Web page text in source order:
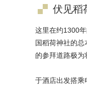
伏见稻
这里在约1300
国稻荷神社的
的参拜道路极为
于酒店出发搭乘